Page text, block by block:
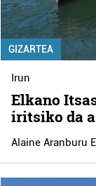
GIZARTEA
Irun
Elkano
iritsiko da
Alaine Aranburu